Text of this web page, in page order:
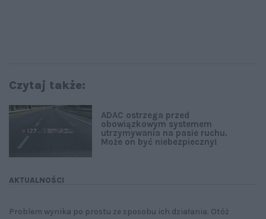
Czytaj także:
AKTUALNOŚCI
ADAC ostrzega przed
obowiązkowym systemem
utrzymywania na pasie ruchu.
Może on być niebezpieczny!
Problem wynika po prostu ze sposobu ich działania. Otóż